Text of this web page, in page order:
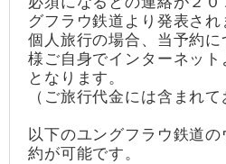
グフラウ鉄道より発表され
個人旅行の場合、当予約
様ご自身でインターネッ
となります。
（ご旅行代金には含まれて
以下のユングフラウ鉄道
約が可能です。